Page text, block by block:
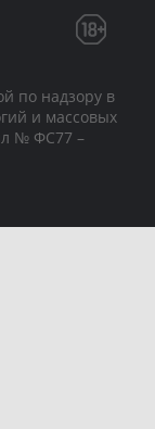
по надзору в
и массовых
№ ФС77 –